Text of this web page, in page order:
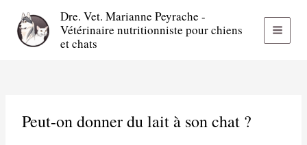
contenu
Dre. Vet. Marianne Peyrache -
Vétérinaire nutritionniste pour chiens
et chats
Peut-on donner du lait à son chat ?